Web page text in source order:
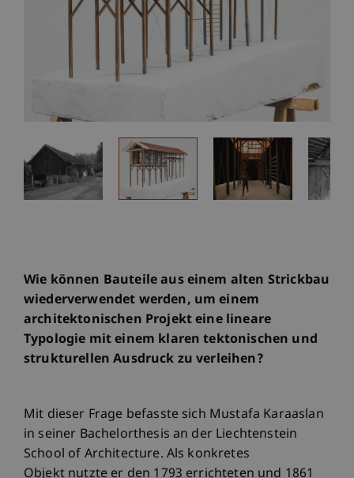
Wie können Bauteile aus einem alten Strickbau
wiederverwendet werden, um einem
architektonischen Projekt eine lineare
Typologie mit einem klaren tektonischen und
strukturellen Ausdruck zu verleihen?
Mit dieser Frage befasste sich Mustafa Karaaslan
in seiner Bachelorthesis an der Liechtenstein
School of Architecture. Als konkretes
Objekt nutzte er den 1793 errichteten und 1861